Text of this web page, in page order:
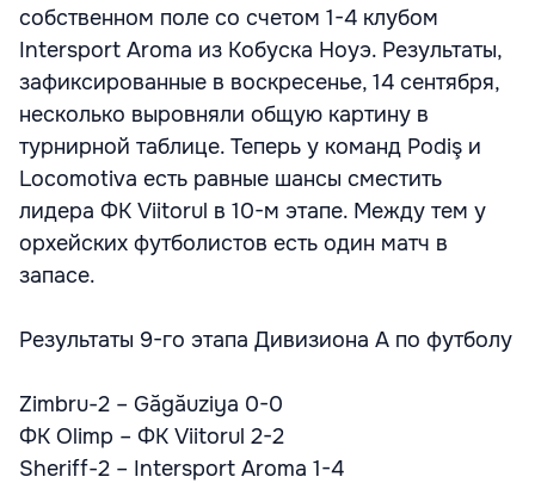
собственном поле со счетом 1-4 клубом
Intersport Aroma из Кобуска Ноуэ. Результаты,
зафиксированные в воскресенье, 14 сентября,
несколько выровняли общую картину в
турнирной таблице. Теперь у команд Podiş и
Locomotiva есть равные шансы сместить
лидера ФК Viitorul в 10-м этапе. Между тем у
орхейских футболистов есть один матч в
запасе.
Результаты 9-го этапа Дивизиона А по футболу
Zimbru-2 – Găgăuziya 0-0
ФК Olimp – ФК Viitorul 2-2
Sheriff-2 – Intersport Aroma 1-4